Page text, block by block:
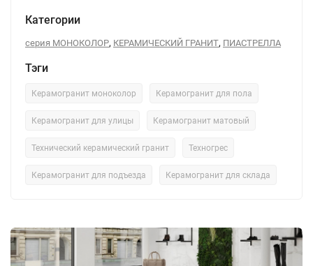
Категории
серия МОНОКОЛОР, КЕРАМИЧЕСКИЙ ГРАНИТ, ПИАСТРЕЛЛА
Тэги
Керамогранит моноколор Керамогранит для пола
Керамогранит для улицы Керамогранит матовый
Технический керамический гранит Техногрес
Керамогранит для подъезда Керамогранит для склада